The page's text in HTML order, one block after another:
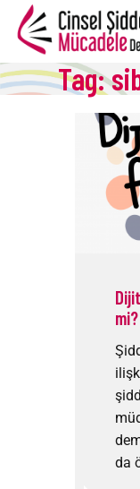
Tag:
ANASAYFA
mi?
da